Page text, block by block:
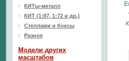
КИТы-металл
КИТ (1:87, 1:72 и др.)
Стеллажи и боксы
Разное
Модели других
масштабов